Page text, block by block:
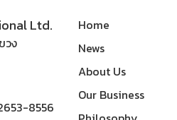
Ltd.
วง
8556
Home
News
About Us
Our Business